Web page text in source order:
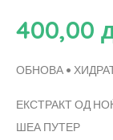
400,00
ОБНОВА •
ЕКСТРАКТ ОД
ШЕА ПУТЕР